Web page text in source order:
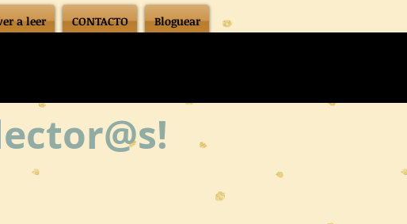
a leer CONTACTO Bloguear